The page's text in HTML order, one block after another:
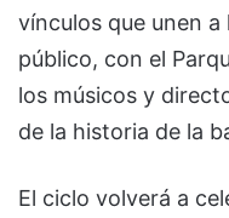
vínculos que unen
público, con el
los músicos y
de la historia de la
El ciclo volverá a